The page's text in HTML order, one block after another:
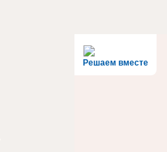
Решаем вместе